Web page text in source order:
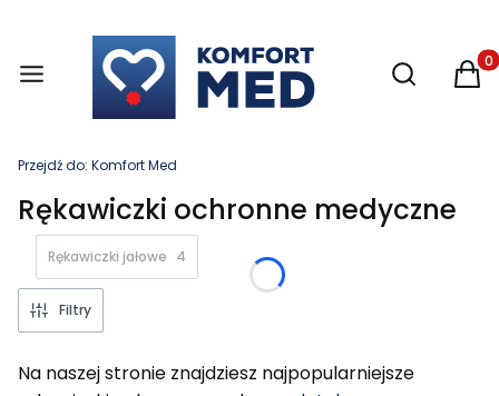
Otwórz
Przejdź do: Komfort Med
Rękawiczki ochronne medyczne
Rękawiczki jałowe 4
Filtry
Na naszej stronie znajdziesz najpopularniejsze